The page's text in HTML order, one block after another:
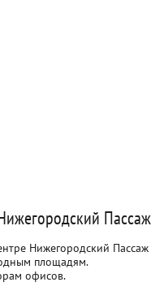
Пассаж
Нижегородский Пассаж
площадям.
офисов.